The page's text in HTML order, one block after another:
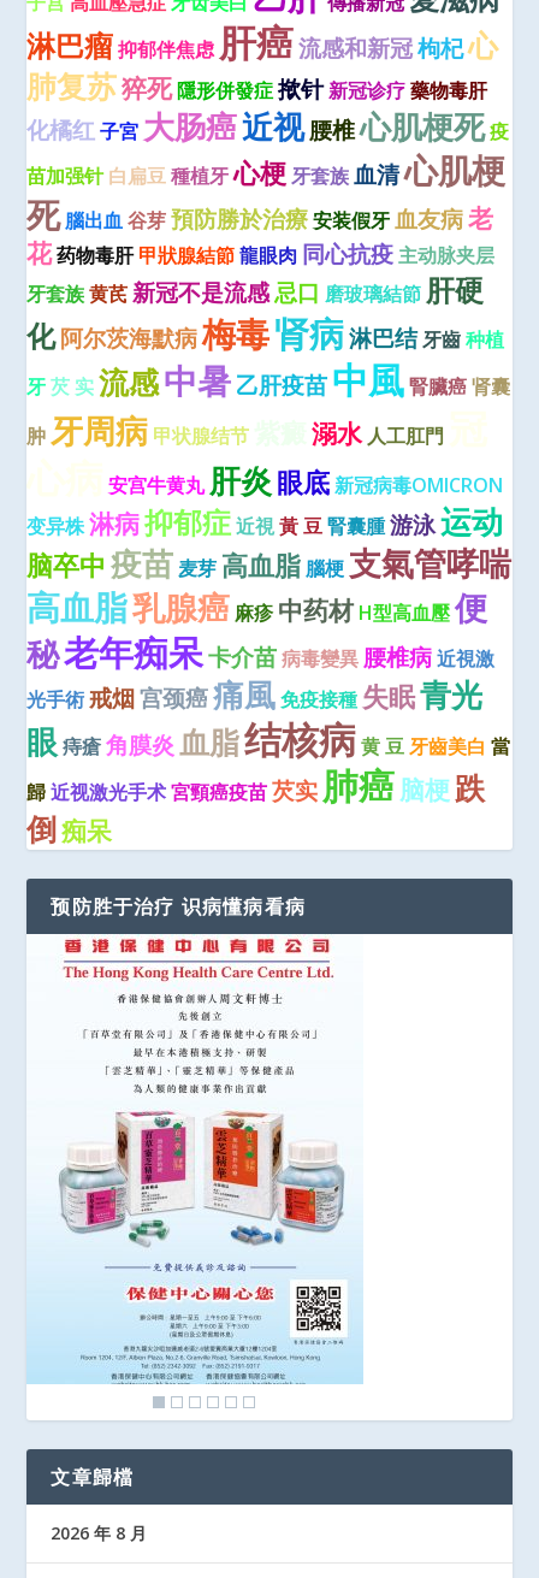
淋巴瘤 抑郁伴焦虑 肝癌流感和新冠枸杞心
肺复苏猝死隱形併發症 揿针新冠诊疗 藥物毒肝
化橘红 子宮 大肠癌近视腰椎心肌梗死疫
苗加强针 白扁豆 種植牙 心梗 牙套族 血清心肌梗
死 腦出血 谷芽 預防勝於治療 安装假牙 血友病老
花药物毒肝 甲狀腺結節 龍眼肉 同心抗疫 主动脉夹层
牙套族 黄芪 新冠不是流感忌口 磨玻璃結節 肝硬
化阿尔茨海默病梅毒肾病淋巴结牙齒 种植
牙 芡 实 流感中暑乙肝疫苗中風 腎臟癌 肾囊
肿 牙周病 甲状腺结节 溺水 人工肛門
安宫牛黄丸 肝炎眼底 新冠病毒OMICRON
变异株淋病抑郁症 近視 黃 豆 腎囊腫游泳运动
脑卒中 疫苗 麦芽 高血脂 腦梗 支氣管哮喘
高血脂乳腺癌 麻疹 中药材 H型高血壓便
秘老年痴呆卡介苗 病毒變異 腰椎病 近視激
光手術 戒烟宫颈癌痛風 免疫接種 失眠青光
眼 痔瘡 角膜炎 血脂结核病 黄 豆 牙齒美白 當
歸 近视激光手术 宮頸癌疫苗 芡实肺癌脑梗跌
倒痴呆
预防胜于治疗 识病懂病看病
文章歸檔
2026 年 8 月